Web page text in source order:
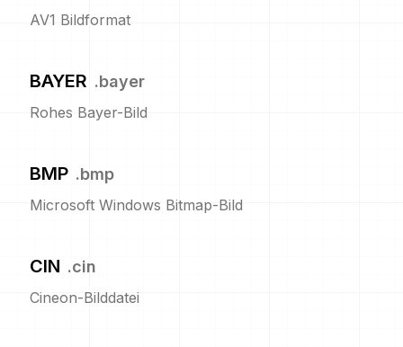
AV1 Bildformat
BAYER .bayer
Rohes Bayer-Bild
BMP .bmp
Microsoft Windows Bitmap-Bild
CIN .cin
Cineon-Bilddatei